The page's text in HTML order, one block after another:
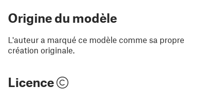
Origine du modèle
L'auteur a marqué ce modèle comme sa propre
création originale.
Licence